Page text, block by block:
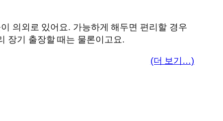
의외로 있어요. 가능하게 해두면 편리할 경우
장기 출장할 때는 물론이고요.
(더 보기…)